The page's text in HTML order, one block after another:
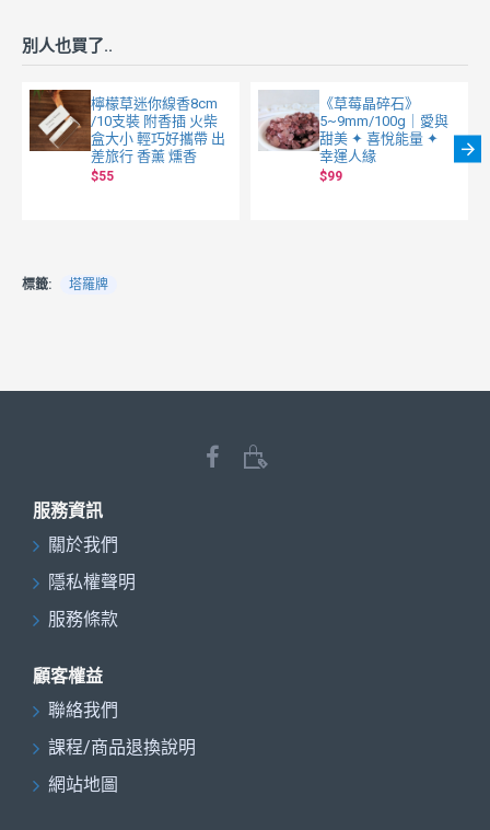
別人也買了..
檸檬草迷你線香8cm
/10支裝 附香插 火柴
盒大小 輕巧好攜帶 出
差旅行 香薰 燻香
$55
《草莓晶碎石》
5~9mm/100g｜愛與
甜美 ✦ 喜悅能量 ✦
幸運人緣
$99
標籤: 塔羅牌
服務資訊
關於我們
隱私權聲明
服務條款
顧客權益
聯絡我們
課程/商品退換說明
網站地圖